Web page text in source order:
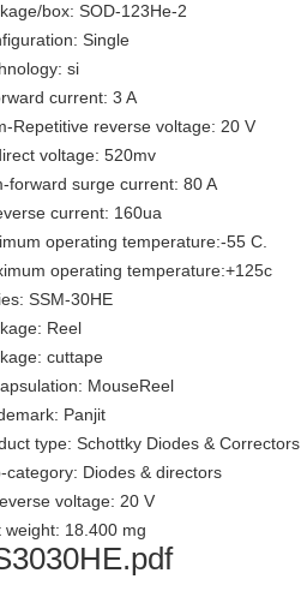
box: SOD-123He-2
Single
si
current: 3 A
Repetitive reverse voltage: 20 V
voltage: 520mv
forward surge current: 80 A
current: 160ua
operating temperature:-55 C.
operating temperature:+125c
SSM-30HE
Reel
cuttape
MouseReel
Panjit
type: Schottky Diodes & Correctors
category: Diodes & directors
voltage: 20 V
weight: 18.400 mg